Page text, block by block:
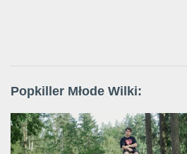
Popkiller Młode Wilki: